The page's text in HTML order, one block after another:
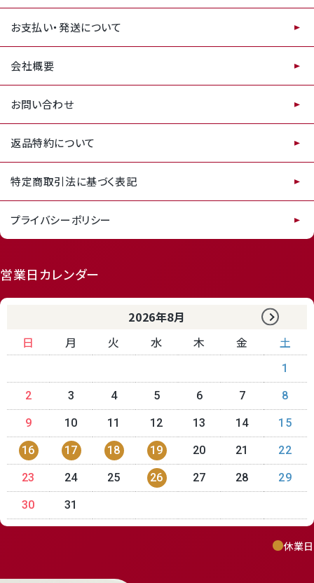
お支払い・発送について
会社概要
お問い合わせ
返品特約について
特定商取引法に基づく表記
プライバシーポリシー
営業日カレンダー
2026年8月
日
月 火 水 木 金 土
1
2 3 4 5 6 7 8
9 10 11 12 13 14 15
16 17 18 19 20 21 22
23 24 25 26 27 28 29
30 31
休業日